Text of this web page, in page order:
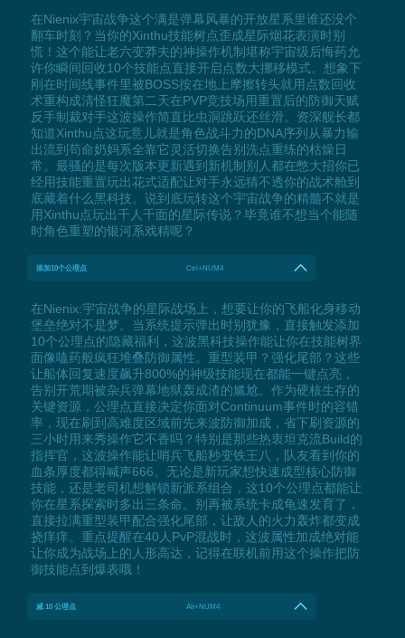
在Nienix宇宙战争这个满是弹幕风暴的开放星系里谁还没个
翻车时刻？当你的Xinthu技能树点歪成星际烟花表演时别
慌！这个能让老六变莽夫的神操作机制堪称宇宙级后悔药允
许你瞬间回收10个技能点直接开启点数大挪移模式。想象下
刚在时间线事件里被BOSS按在地上摩擦转头就用点数回收
术重构成清怪狂魔第二天在PVP竞技场用重置后的防御天赋
反手制裁对手这波操作简直比虫洞跳跃还丝滑。资深舰长都
知道Xinthu点这玩意儿就是角色战斗力的DNA序列从暴力输
出流到苟命奶妈系全靠它灵活切换告别洗点重练的枯燥日
常。最骚的是每次版本更新遇到新机制别人都在憋大招你已
经用技能重置玩出花式适配让对手永远猜不透你的战术舱到
底藏着什么黑科技。说到底玩转这个宇宙战争的精髓不就是
用Xinthu点玩出千人千面的星际传说？毕竟谁不想当个能随
时角色重塑的银河系戏精呢？
添加10个公理点 Ctrl+NUM4
在Nienix:宇宙战争的星际战场上，想要让你的飞船化身移动
堡垒绝对不是梦。当系统提示弹出时别犹豫，直接触发添加
10个公理点的隐藏福利，这波黑科技操作能让你在技能树界
面像嗑药般疯狂堆叠防御属性。重型装甲？强化尾部？这些
让船体回复速度飙升800%的神级技能现在都能一键点亮，
告别开荒期被杂兵弹幕地狱轰成渣的尴尬。作为硬核生存的
关键资源，公理点直接决定你面对Continuum事件时的容错
率，现在刷到高难度区域前先来波防御加成，省下刷资源的
三小时用来秀操作它不香吗？特别是那些热衷坦克流Build的
指挥官，这波操作能让哨兵飞船秒变铁王八，队友看到你的
血条厚度都得喊声666。无论是新玩家想快速成型核心防御
技能，还是老司机想解锁新派系组合，这10个公理点都能让
你在星系探索时多出三条命。别再被系统卡成龟速发育了，
直接拉满重型装甲配合强化尾部，让敌人的火力轰炸都变成
挠痒痒。重点提醒在40人PvP混战时，这波属性加成绝对能
让你成为战场上的人形高达，记得在联机前用这个操作把防
御技能点到爆表哦！
减 10 公理点 Alt+NUM4